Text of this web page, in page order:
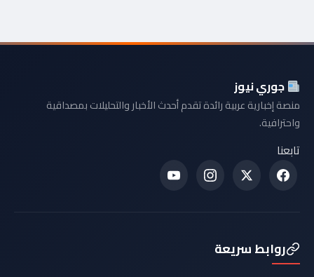
جوري نيوز
منصة إخبارية عربية رائدة تقدم أحدث الأخبار والتحليلات بمصداقية
واحترافية.
تابعنا
روابط سريعة